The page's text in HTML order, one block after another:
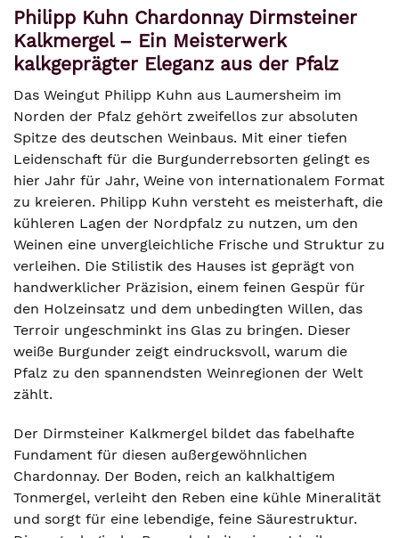
Philipp Kuhn Chardonnay Dirmsteiner
Kalkmergel – Ein Meisterwerk
kalkgeprägter Eleganz aus der Pfalz
Das Weingut Philipp Kuhn aus Laumersheim im
Norden der Pfalz gehört zweifellos zur absoluten
Spitze des deutschen Weinbaus. Mit einer tiefen
Leidenschaft für die Burgunderrebsorten gelingt es
hier Jahr für Jahr, Weine von internationalem Format
zu kreieren. Philipp Kuhn versteht es meisterhaft, die
kühleren Lagen der Nordpfalz zu nutzen, um den
Weinen eine unvergleichliche Frische und Struktur zu
verleihen. Die Stilistik des Hauses ist geprägt von
handwerklicher Präzision, einem feinen Gespür für
den Holzeinsatz und dem unbedingten Willen, das
Terroir ungeschminkt ins Glas zu bringen. Dieser
weiße Burgunder zeigt eindrucksvoll, warum die
Pfalz zu den spannendsten Weinregionen der Welt
zählt.
Der Dirmsteiner Kalkmergel bildet das fabelhafte
Fundament für diesen außergewöhnlichen
Chardonnay. Der Boden, reich an kalkhaltigem
Tonmergel, verleiht den Reben eine kühle Mineralität
und sorgt für eine lebendige, feine Säurestruktur.